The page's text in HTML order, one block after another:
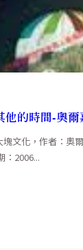
他的時間-奧爾
塊文化，作者：奧
：2006...